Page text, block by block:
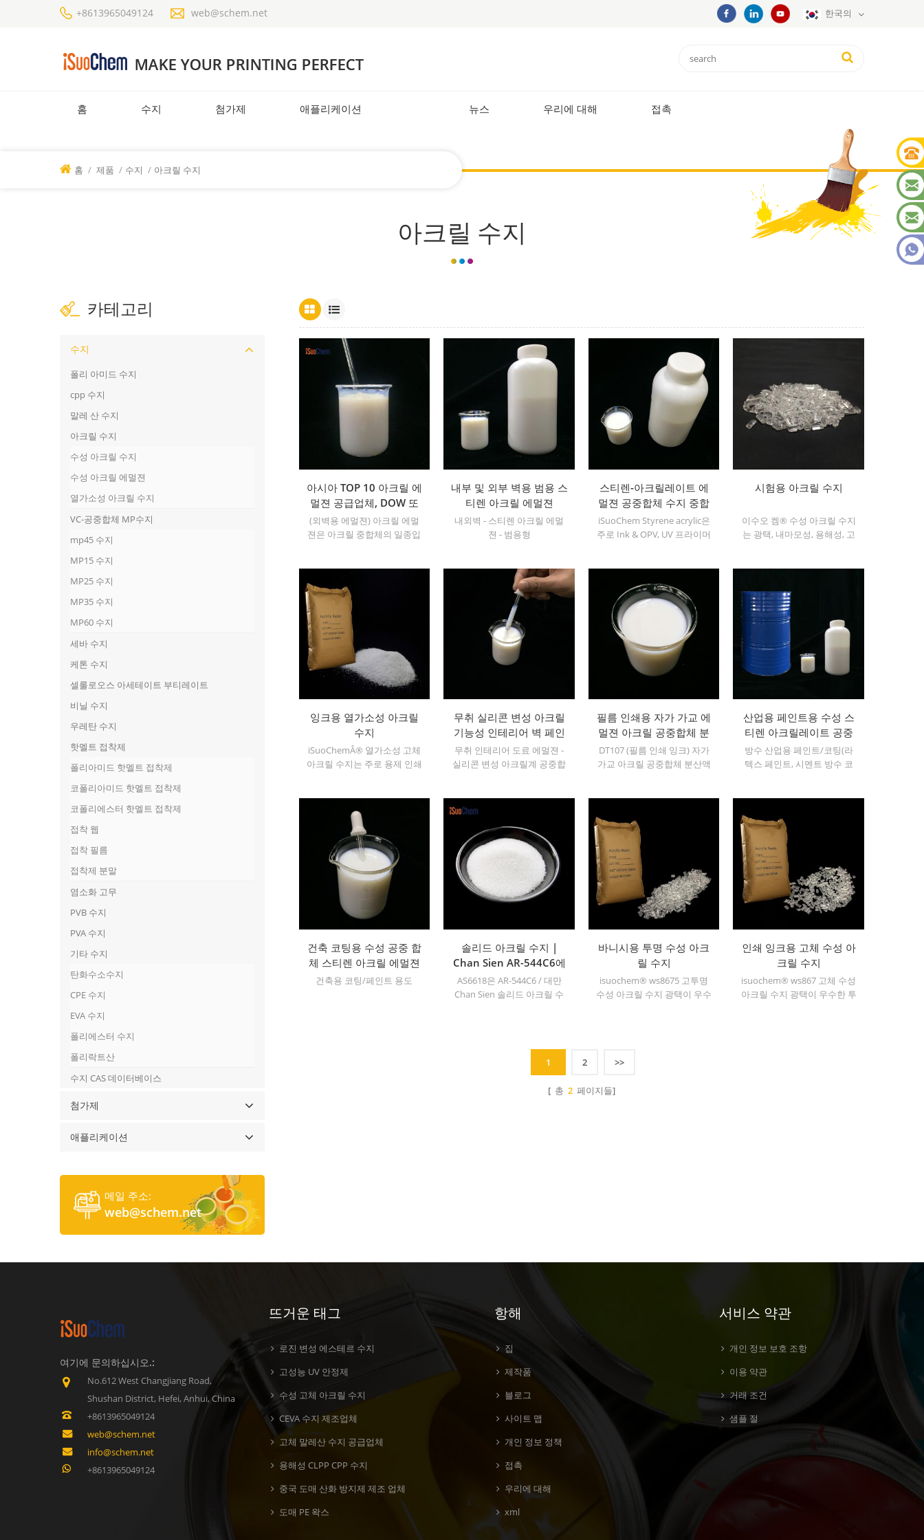
+8613965049124 web@schem.net 한국의
홈 수지 첨가제 애플리케이션 뉴스 우리에 대해 접촉
홈 / 제품 / 수지 / 아크릴 수지
아크릴 수지
카테고리
수지
폴리 아미드 수지
cpp 수지
말레 산 수지
아크릴 수지
수성 아크릴 수지
수성 아크릴 에멀젼
열가소성 아크릴 수지
VC-공중합체 MP수지
mp45 수지
MP15 수지
MP25 수지
MP35 수지
MP60 수지
세바 수지
케톤 수지
셀룰로오스 아세테이트 부티레이트
비닐 수지
우레탄 수지
핫멜트 접착제
폴리아미드 핫멜트 접착제
코폴리아미드 핫멜트 접착제
코폴리에스터 핫멜트 접착제
접착 웹
접착 필름
접착제 분말
염소화 고무
PVB 수지
PVA 수지
기타 수지
탄화수소수지
CPE 수지
EVA 수지
폴리에스터 수지
폴리락트산
수지 CAS 데이터베이스
첨가제
애플리케이션
메일 주소:
web@schem.net
아시아 TOP 10 아크릴 에
멀젼 공급업체, DOW 또
는 BASF 폴리머 대체 가
능
(외벽용 에멀젼) 아크릴 에멀
젼은 아크릴 중합체의 일종입
BASF와 DOW를 대상으로 진
행하고 있습니다.
내부 및 외부 벽용 범용 스
티렌 아크릴 에멀젼
내외벽 - 스티렌 아크릴 에멀
젼 - 범용형
스티렌-아크릴레이트 에
멀젼 공중합체 수지 중합
체 잉크용 스티렌 아크릴
iSuoChem Styrene acrylic은
주로 Ink & OPV, UV 프라이머
시험용 아크릴 수지
이수오 켐® 수성 아크릴 수지
는 광택, 내마모성, 용해성, 고
잉크용 열가소성 아크릴
수지
iSuoChemÂ® 열가소성 고체
아크릴 수지는 주로 용제 인쇄
무취 실리콘 변성 아크릴
기능성 인테리어 벽 페인
트 에멀젼
무취 인테리어 도료 에멀젼 -
실리콘 변성 아크릴계 공중합
필름 인쇄용 자가 가교 에
멀젼 아크릴 공중합체 분
산액
DT107 (필름 인쇄 잉크) 자가
가교 아크릴 공중합체 분산액
산업용 페인트용 수성 스
티렌 아크릴레이트 공중
합체 에멀젼
방수 산업용 페인트/코팅(라
텍스 페인트, 시멘트 방수 코
건축 코팅용 수성 공중 합
체 스티렌 아크릴 에멀젼
건축용 코팅/페인트 용도
솔리드 아크릴 수지 |
Chan Sien AR-544C6에
상응하는 BMA MMA 공
중합체
AS6618은 AR-544C6 / 대만
Chan Sien 솔리드 아크릴 수
바니시용 투명 수성 아크
릴 수지
isuochem® ws8675 고투명
수성 아크릴 수지 광택이 우수
인쇄 잉크용 고체 수성 아
크릴 수지
isuochem® ws867 고체 수성
아크릴 수지 광택이 우수한 투
1 2 >>
[ 총 2페이지들]
여기에 문의하십시오.:
No.612 West Changjiang Road,
Shushan District, Hefei, Anhui, China
+8613965049124
web@schem.net
info@schem.net
+8613965049124
뜨거운 태그
로진 변성 에스테르 수지
고성능 UV 안정제
수성 고체 아크릴 수지
CEVA 수지 제조업체
고체 말레산 수지 공급업체
용해성 CLPP CPP 수지
중국 도매 산화 방지제 제조 업체
도매 PE 왁스
항해
집
제작품
블로그
사이트 맵
개인 정보 정책
접촉
우리에 대해
xml
서비스 약관
개인 정보 보호 조항
이용 약관
거래 조건
샘플 절